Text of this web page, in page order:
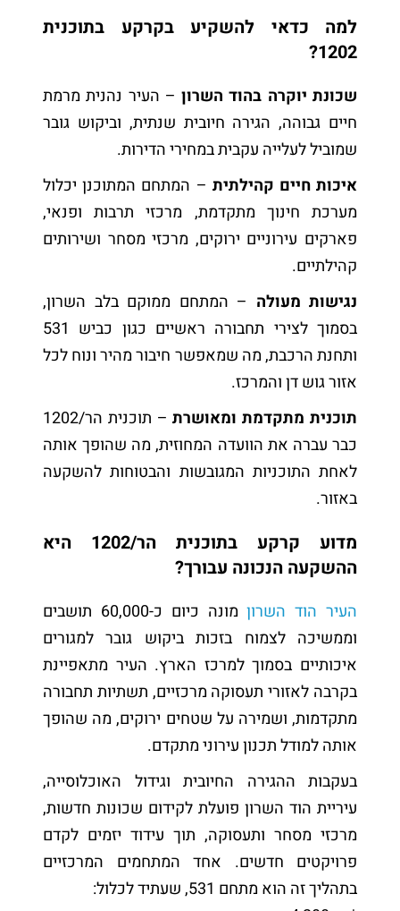
למה כדאי להשקיע בקרקע בתוכנית
1202?
שכונת יוקרה בהוד השרון– העיר נהנית מרמת
חיים גבוהה, הגירה חיובית שנתית, וביקוש גובר
שמוביל לעלייה עקבית במחירי הדירות.
איכות חיים קהילתית – המתחם המתוכנן יכלול
מערכת חינוך מתקדמת, מרכזי תרבות ופנאי,
פארקים עירוניים ירוקים, מרכזי מסחר ושירותים
קהילתיים.
נגישות מעולה – המתחם ממוקם בלב השרון,
בסמוך לצירי תחבורה ראשיים כגון כביש 531
ותחנת הרכבת, מה שמאפשר חיבור מהיר ונוח לכל
אזור גוש דן והמרכז.
תוכנית מתקדמת ומאושרת
– תוכנית הר/1202
כבר עברה את הוועדה המחוזית, מה שהופך אותה
לאחת התוכניות המגובשות והבטוחות להשקעה
באזור.
מדוע קרקע בתוכנית הר/1202 היא
ההשקעה הנכונה עבורך?
העיר הוד השרון
מונה כיום כ-60,000 תושבים
וממשיכה לצמוח בזכות ביקוש גובר למגורים
איכותיים בסמוך למרכז הארץ. העיר מתאפיינת
בקרבה לאזורי תעסוקה מרכזיים, תשתיות תחבורה
מתקדמות, ושמירה על שטחים ירוקים, מה שהופך
אותה למודל תכנון עירוני מתקדם.
בעקבות ההגירה החיובית וגידול האוכלוסייה,
עיריית הוד השרון פועלת לקידום שכונות חדשות,
מרכזי מסחר ותעסוקה, תוך עידוד יזמים לקדם
פרויקטים חדשים. אחד המתחמים המרכזיים
בתהליך זה הוא מתחם 531, שעתיד לכלול: